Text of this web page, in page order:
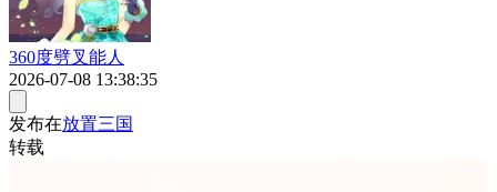
360度劈叉能人
2026-07-08 13:38:35
发布在放置三国
转载